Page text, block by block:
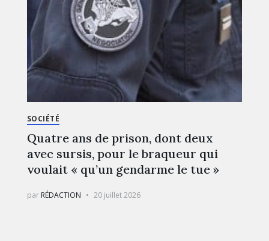
SOCIÉTÉ
Quatre ans de prison, dont deux
avec sursis, pour le braqueur qui
voulait « qu’un gendarme le tue »
par RÉDACTION 20 juillet 2026